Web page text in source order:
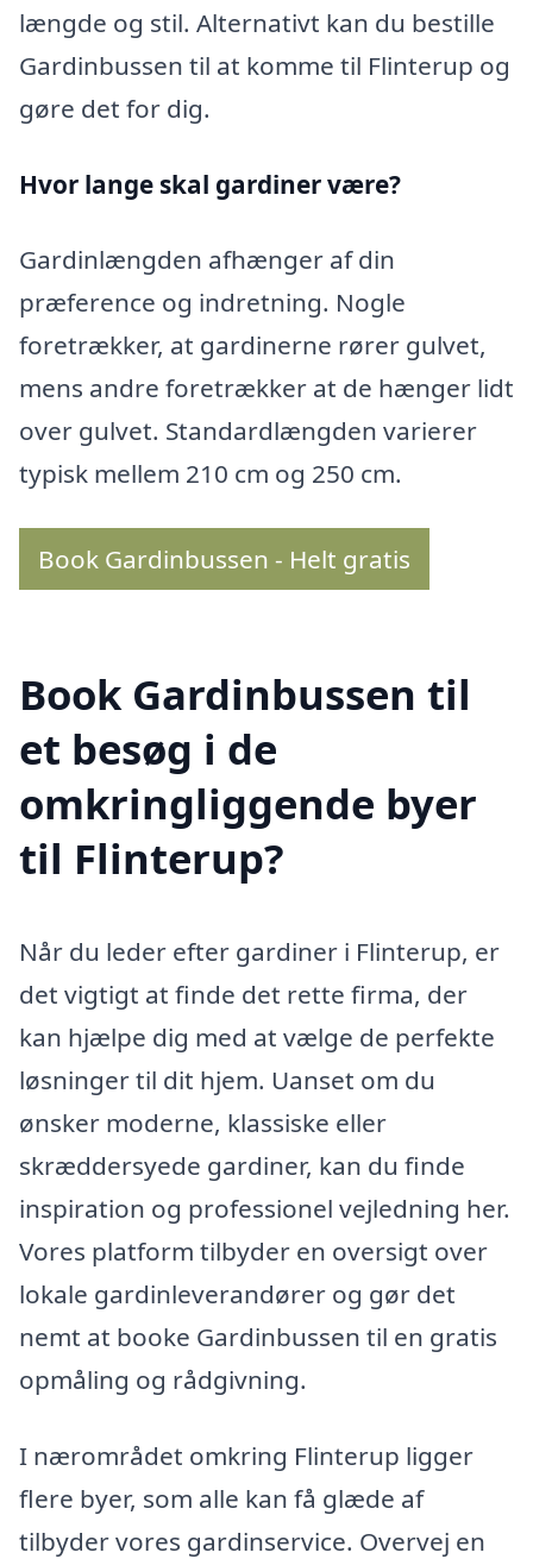
længde og stil. Alternativt kan du bestille
Gardinbussen til at komme til Flinterup og
gøre det for dig.
Hvor lange skal gardiner være?
Gardinlængden afhænger af din
præference og indretning. Nogle
foretrækker, at gardinerne rører gulvet,
mens andre foretrækker at de hænger lidt
over gulvet. Standardlængden varierer
typisk mellem 210 cm og 250 cm.
Book Gardinbussen - Helt gratis
Book Gardinbussen til
et besøg i de
omkringliggende byer
til Flinterup?
Når du leder efter gardiner i Flinterup, er
det vigtigt at finde det rette firma, der
kan hjælpe dig med at vælge de perfekte
løsninger til dit hjem. Uanset om du
ønsker moderne, klassiske eller
skræddersyede gardiner, kan du finde
inspiration og professionel vejledning her.
Vores platform tilbyder en oversigt over
lokale gardinleverandører og gør det
nemt at booke Gardinbussen til en gratis
opmåling og rådgivning.
I nærområdet omkring Flinterup ligger
flere byer, som alle kan få glæde af
tilbyder vores gardinservice. Overvej en